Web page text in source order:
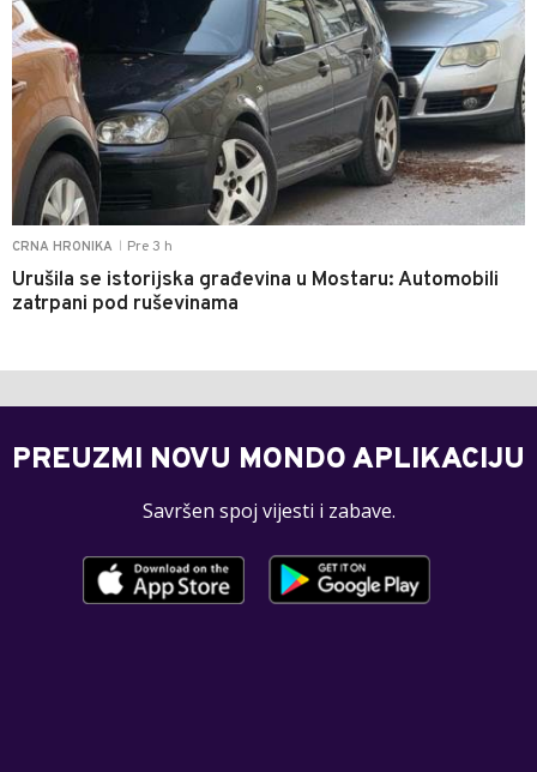
CRNA HRONIKA Pre 3 h
Urušila se istorijska građevina u Mostaru: Automobili
zatrpani pod ruševinama
PREUZMI NOVU MONDO APLIKACIJU
Savršen spoj vijesti i zabave.